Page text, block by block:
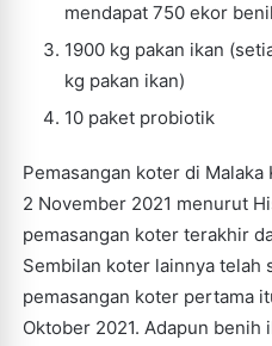
mendapat 750 ekor
1900 kg pakan ikan
kg pakan ikan)
10 paket probiotik
Pemasangan koter di Malaka
2 November 2021 menurut
pemasangan koter terakhir
Sembilan koter lainnya telah
pemasangan koter pertama
Oktober 2021. Adapun benih